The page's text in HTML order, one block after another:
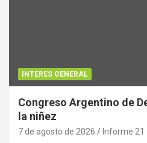
INTERES GENERAL
Congreso Argentino de
la niñez
7 de agosto de 2026 Informe 21